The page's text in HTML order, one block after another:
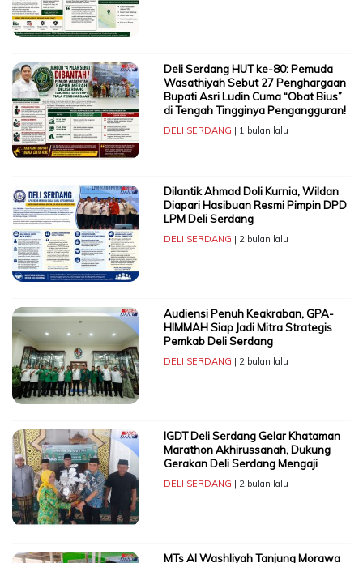
Deli Serdang HUT ke-80: Pemuda
Wasathiyah Sebut 27 Penghargaan
Bupati Asri Ludin Cuma “Obat Bius”
di Tengah Tingginya Pengangguran!
DELI SERDANG | 1 bulan lalu
Dilantik Ahmad Doli Kurnia, Wildan
Diapari Hasibuan Resmi Pimpin DPD
LPM Deli Serdang
DELI SERDANG | 2 bulan lalu
Audiensi Penuh Keakraban, GPA-
HIMMAH Siap Jadi Mitra Strategis
Pemkab Deli Serdang
DELI SERDANG | 2 bulan lalu
IGDT Deli Serdang Gelar Khataman
Marathon Akhirussanah, Dukung
Gerakan Deli Serdang Mengaji
DELI SERDANG | 2 bulan lalu
MTs Al Washliyah Tanjung Morawa